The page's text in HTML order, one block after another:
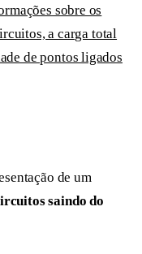
sobre os
a carga total
de pontos ligados
de um
saindo do